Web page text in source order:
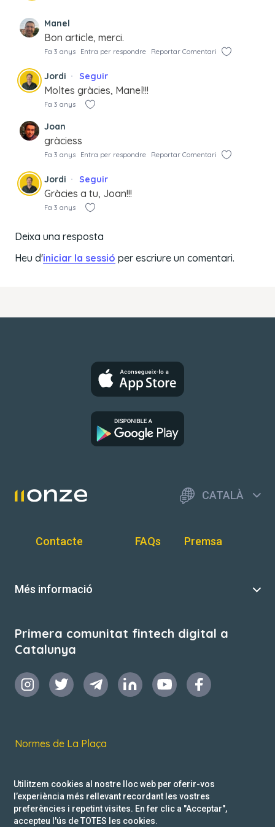
Manel
Bon article, merci.
Fa 3 anys Entra per respondre Reportar Comentari
Jordi Seguir
Moltes gràcies, Manel!!!
Fa 3 anys
Joan
gràciess
Fa 3 anys Entra per respondre Reportar Comentari
Jordi Seguir
Gràcies a tu, Joan!!!
Fa 3 anys
Deixa una resposta
Heu d'iniciar la sessió per escriure un comentari.
CATALÀ
Contacte FAQs Premsa
Més informació
Primera comunitat fintech digital a
Catalunya
Normes de La Plaça
Política de privacitat
Reclamacions
Utilitzem cookies al nostre lloc web per oferir-vos
l’experiència més rellevant recordant les vostres
preferències i repetint visites. En fer clic a "Acceptar",
accepteu l'ús de TOTES les cookies.